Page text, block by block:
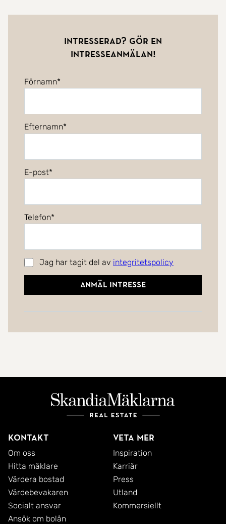
Intresserad? Gör en
intresseanmälan!
Förnamn
Efternamn
E-post
Telefon
Jag har tagit del av integritetspolicy
Anmäl intresse
Kontakt
Om oss
Hitta mäklare
Värdera bostad
Värdebevakaren
Socialt ansvar
Ansök om bolån
Veta mer
Inspiration
Karriär
Press
Utland
Kommersiellt